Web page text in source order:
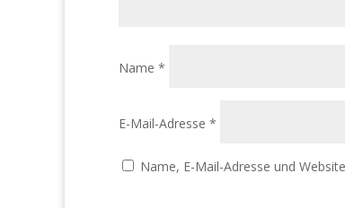
Name *
E-Mail-Adresse *
Name, E-Mail-Adresse und